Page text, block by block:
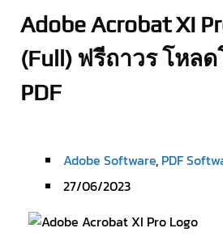
Adobe Acrobat XI
(Full) ฟรีถาวร โหล
PDF
Adobe Software, PDF
27/06/2023